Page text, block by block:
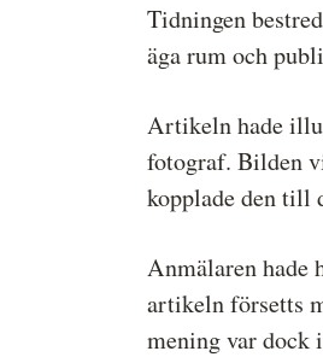
Tidningen
äga rum och
Artikeln hade
fotograf. Bilden
kopplade den till
Anmälaren hade
artikeln försetts
mening var dock